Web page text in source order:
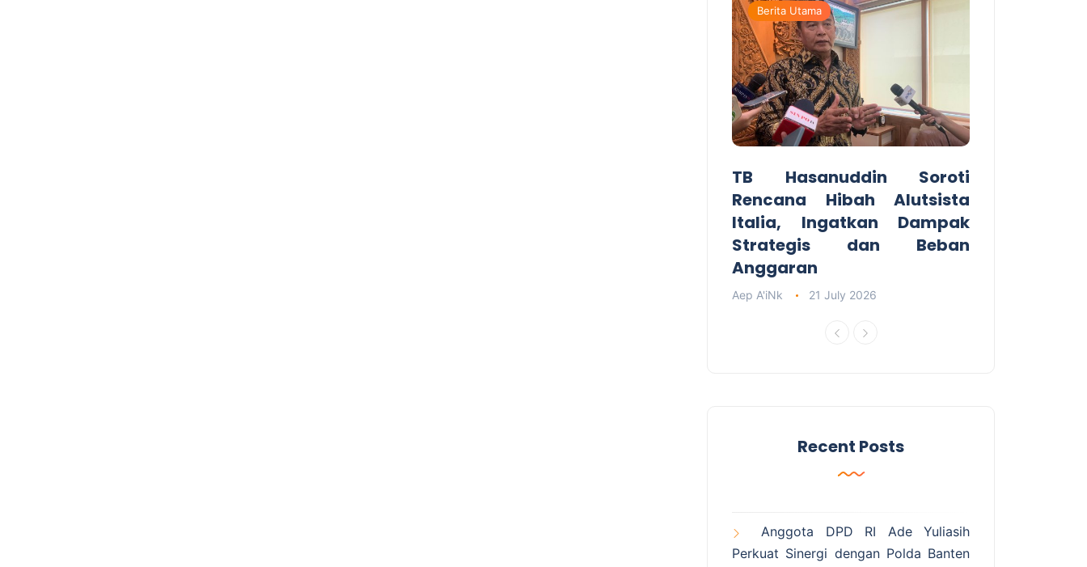
Berita Utama
TB Hasanuddin Soroti
Rencana Hibah Alutsista
Italia, Ingatkan Dampak
Strategis dan Beban
Anggaran
Aep A'iNk 21 July 2026
Recent Posts
Anggota DPD RI Ade Yuliasih
Perkuat Sinergi dengan Polda Banten